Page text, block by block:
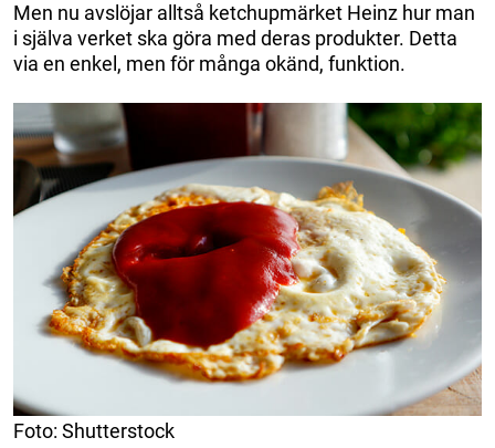
Men nu avslöjar alltså ketchupmärket Heinz hur man
i själva verket ska göra med deras produkter. Detta
via en enkel, men för många okänd, funktion.
Foto: Shutterstock